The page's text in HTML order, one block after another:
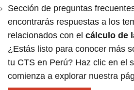
Sección de preguntas
encontrarás respuestas a los
relacionados con el cálculo de
¿Estás listo para conocer más
tu CTS en Perú? Haz clic en el
comienza a explorar nuestra